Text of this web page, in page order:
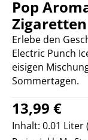
Pop
Zigaretten
Erlebe den
Electric Punch
eisigen
Sommertagen.
Regulärer Preis:
13,99 €
Inhalt: 0.01 Liter